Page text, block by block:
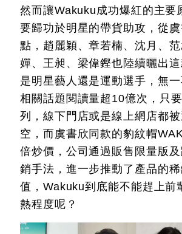
然而讓Wakuku成功爆紅的主要
要歸功於明星的帶貨助攻，從
點，趙麗穎、章若楠、沈月、
嬋、王昶、梁偉鏗也陸續曬出
是明星藝人還是運動選手，無一
相關話題閱讀量超10億次，只
列，線下門店或是線上網店都
空，而虞書欣同款的豹紋帽
倍炒價，公司通過販售限量版
銷手法，進一步推動了產品的
值，Wakuku到底能不能趕上前
熱程度呢？